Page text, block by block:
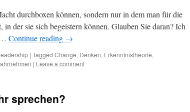
durchboxen können, sondern nur in dem man für die
der sie sich begeistern können. Glauben Sie daran? Ich
Continue reading →
| Tagged Change, Denken, Erkenntnistheorie,
| Leave a comment
sprechen?